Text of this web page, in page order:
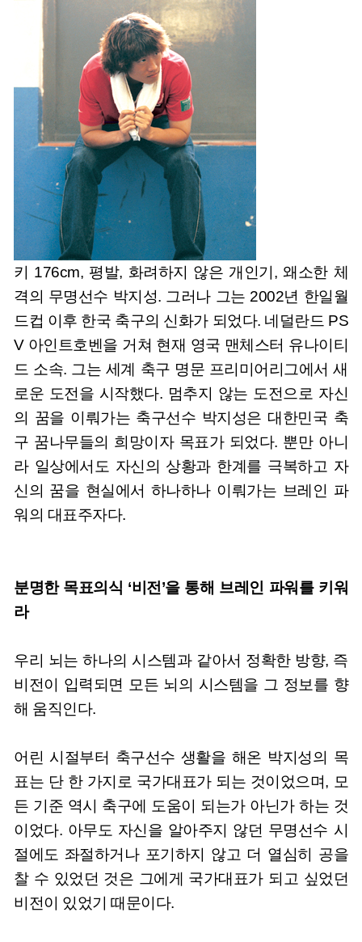
키 176cm, 평발, 화려하지 않은 개인기, 왜소한 체
격의 무명선수 박지성. 그러나 그는 2002년 한일월
드컵 이후 한국 축구의 신화가 되었다. 네덜란드 PS
V 아인트호벤을 거쳐 현재 영국 맨체스터 유나이티
드 소속. 그는 세계 축구 명문 프리미어리그에서 새
로운 도전을 시작했다. 멈추지 않는 도전으로 자신
의 꿈을 이뤄가는 축구선수 박지성은 대한민국 축
구 꿈나무들의 희망이자 목표가 되었다. 뿐만 아니
라 일상에서도 자신의 상황과 한계를 극복하고 자
신의 꿈을 현실에서 하나하나 이뤄가는 브레인 파
워의 대표주자다.
분명한 목표의식 ‘비전’을 통해 브레인 파워를 키워
라
우리 뇌는 하나의 시스템과 같아서 정확한 방향, 즉
비전이 입력되면 모든 뇌의 시스템을 그 정보를 향
해 움직인다.
어린 시절부터 축구선수 생활을 해온 박지성의 목
표는 단 한 가지로 국가대표가 되는 것이었으며, 모
든 기준 역시 축구에 도움이 되는가 아닌가 하는 것
이었다. 아무도 자신을 알아주지 않던 무명선수 시
절에도 좌절하거나 포기하지 않고 더 열심히 공을
찰 수 있었던 것은 그에게 국가대표가 되고 싶었던
비전이 있었기 때문이다.